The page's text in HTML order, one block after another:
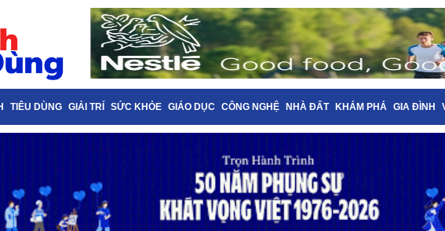
TIÊU DÙNG GIẢI TRÍ SỨC KHỎE GIÁO DỤC CÔNG NGHỆ NHÀ ĐẤT KHÁM PHÁ GIA ĐÌNH